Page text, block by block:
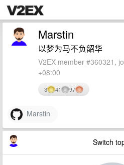
Marstin
以梦为马不负韶华
V2EX member #360321,
+08:00
3 41 97
Marstin
Switch